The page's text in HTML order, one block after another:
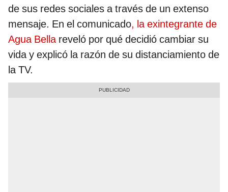
de sus redes sociales a través de un extenso
mensaje. En el comunicado, la exintegrante de
Agua Bellareveló por qué decidió cambiar su
vida y explicó la razón de su distanciamiento de
la TV.